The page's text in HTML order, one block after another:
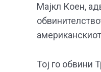
Мајкл Коен,
Тој го обвини